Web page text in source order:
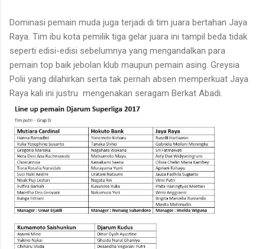
Dominasi pemain muda juga terjadi di tim juara bertahan Jaya
Raya. Tim ibu kota pemilik tiga gelar juara ini tampil beda tidak
seperti edisi-edisi sebelumnya yang mengandalkan para
pemain top baik jebolan klub maupun pemain asing. Greysia
Polii yang dilahirkan serta tak pernah absen memperkuat Jaya
Raya kali ini justru mengenakan seragam Berkat Abadi.